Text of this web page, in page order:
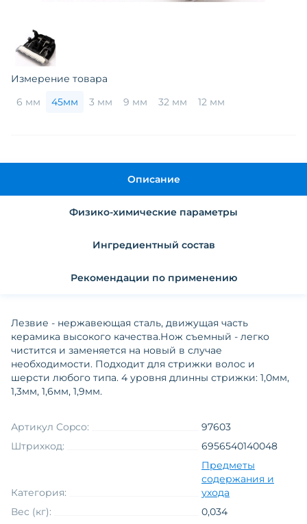
Измерение товара
6 мм
45мм 3 мм 9 мм 32 мм 12 мм
Описание
Физико-химические параметры
Ингредиентный состав
Рекомендации по применению
Лезвие - нержавеющая сталь, движущая часть
керамика высокого качества.Нож съемный - легко
чистится и заменяется на новый в случае
необходимости. Подходит для стрижки волос и
шерсти любого типа. 4 уровня длинны стрижки: 1,0мм,
1,3мм, 1,6мм, 1,9мм.
Артикул Copco:
97603
Штрихкод:
6956540140048
Категория:
Предметы
содержания и
ухода
Вес (кг):
0,034